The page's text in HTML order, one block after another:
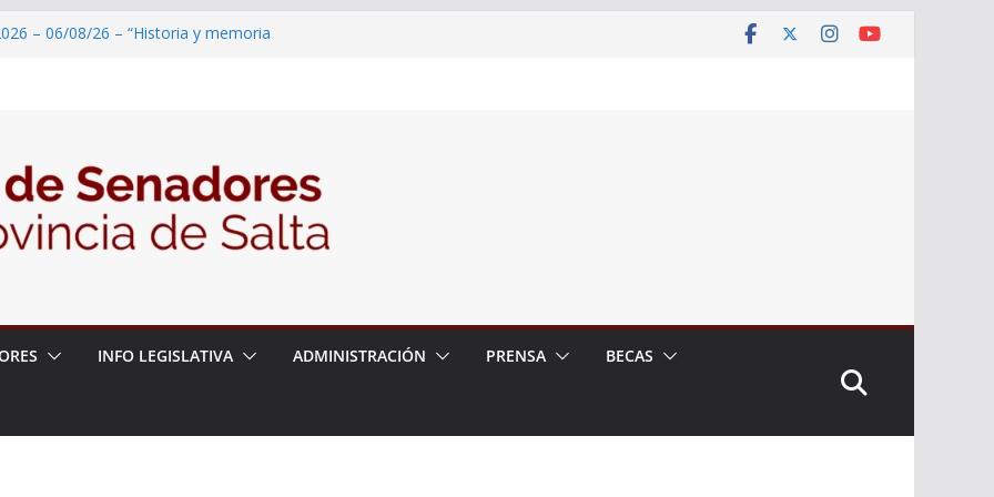
– 06/08/26 – “Historia y memoria
– 06/08/26 – Presentación del libro
del Dr. Víctor Alfredo Frías
– 06/08/26 – 82° Edición de la Expo
INFO LEGISLATIVA ADMINISTRACIÓN PRENSA BECAS